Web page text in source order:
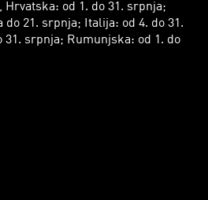
od 1. do 31. srpnja;
do 21. srpnja; Italija: od 4. do 31.
31. srpnja; Rumunjska: od 1. do